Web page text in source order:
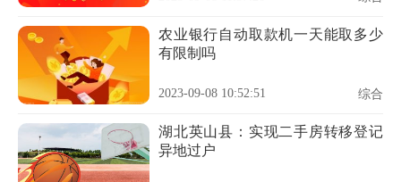
农业银行自动取款机一天能取多少
有限制吗
2023-09-08 10:52:51 综合
湖北英山县：实现二手房转移登记
异地过户